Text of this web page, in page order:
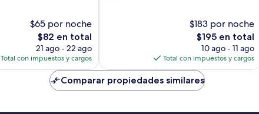
$65 por noche
El
precio
actual
es
$82
$82 en total
21 ago - 22 ago
Total con impuestos y cargos
$183 por noche
El
precio
actual
es
de
$195
$195 en total
10 ago - 11 ago
Total con impuestos y cargos
Comparar propiedades similares